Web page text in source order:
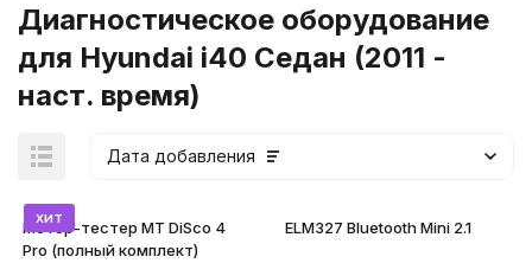
Диагностическое оборудование
для Hyundai i40 Седан (2011 -
наст. время)
Дата добавления
хит
Мотор-тестер MT DiSco 4
Pro (полный комплект)
ELM327 Bluetooth Mini 2.1